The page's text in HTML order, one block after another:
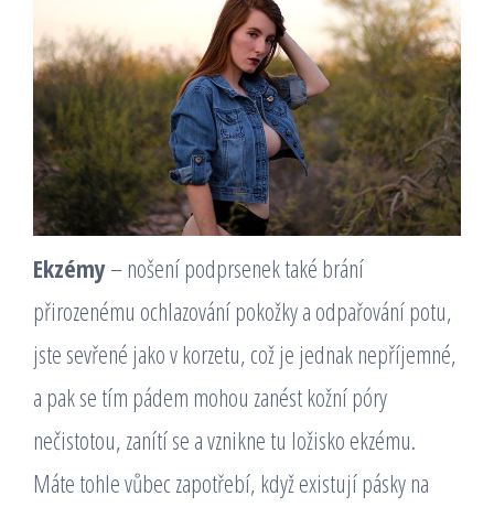
Ekzémy– nošení podprsenek také brání
přirozenému ochlazování pokožky a odpařování potu,
jste sevřené jako v korzetu, což je jednak nepříjemné,
a pak se tím pádem mohou zanést kožní póry
nečistotou, zanítí se a vznikne tu ložisko ekzému.
Máte tohle vůbec zapotřebí, když existují pásky na